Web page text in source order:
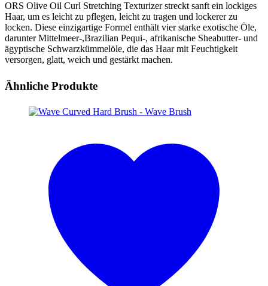
ORS Olive Oil Curl Stretching Texturizer streckt sanft ein lockiges
Haar, um es leicht zu pflegen, leicht zu tragen und lockerer zu
locken. Diese einzigartige Formel enthält vier starke exotische Öle,
darunter Mittelmeer-,Brazilian Pequi-, afrikanische Sheabutter- und
ägyptische Schwarzkümmelöle, die das Haar mit Feuchtigkeit
versorgen, glatt, weich und gestärkt machen.
Ähnliche Produkte